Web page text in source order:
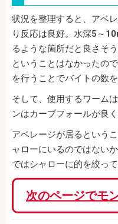
状況を整理すると、アベ
り反応は良好。水深5～
るような箇所だと良さそ
ということはなかったの
を行うことでバイトの数
そして、使用するワーム
ンはカーブフォールが良
アベレージが居るという
ャローにいるのではない
ではシャローに的を絞っ
次のページでモ